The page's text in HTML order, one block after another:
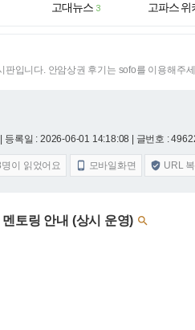
고대뉴스 3
고파스 위
판입니다. 안암상권 후기는 sofo를 이용해주
등록일 : 2026-06-01 14:18:08 | 글번호 :
명이 읽었어요  모바일화면  URL
토링 안내 (상시 운영) 